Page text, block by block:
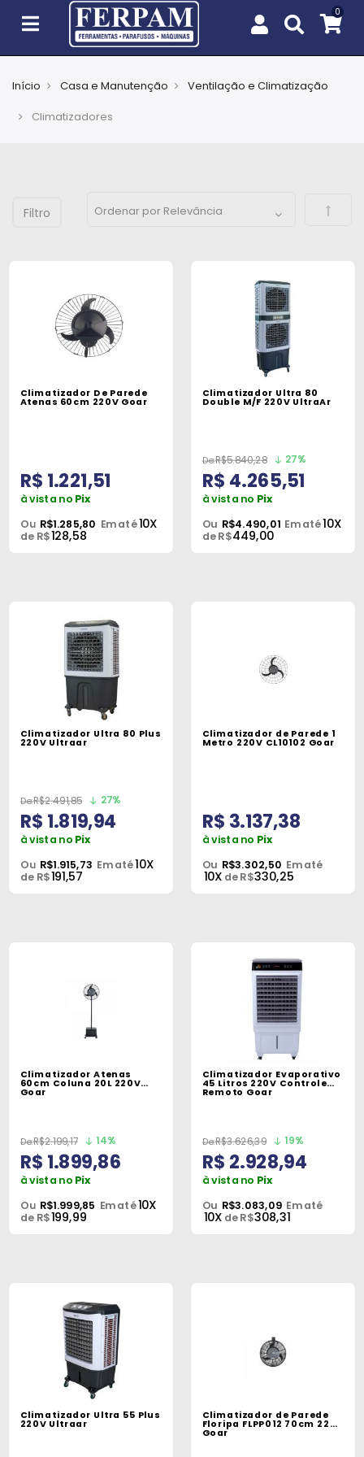
EPIs
Cobertura
Ferramentas
Iluminação
Construção
Materiais
Elétricos
Pneumáticos
Químicos
Peças
Oficina
Mecânica
Início Casa e Manutenção Ventilação e Climatização
Climatizadores
Climatizador De Parede
Atenas 60cm 220V Goar
R$ 1.221,51
à vista no Pix
Ou R$1.285,80 Em até10X
de R$128,58
Climatizador Ultra 80
Double M/F 220V UltraAr
R$5.840,28 27%
R$ 4.265,51
à vista no Pix
Ou R$4.490,01 Em até10X
de R$449,00
Climatizador Ultra 80 Plus
220V Ultraar
R$2.491,85 27%
R$ 1.819,94
à vista no Pix
Ou R$1.915,73 Em até10X
de R$191,57
Climatizador de Parede 1
Metro 220V CL10102 Goar
R$ 3.137,38
à vista no Pix
Ou R$3.302,50 Em até
10X de R$330,25
Climatizador Atenas
60cm Coluna 20L 220V
Goar
R$2.199,17 14%
R$ 1.899,86
à vista no Pix
Ou R$1.999,85 Em até10X
de R$199,99
Climatizador Evaporativo
45 Litros 220V Controle
Remoto Goar
R$3.626,39 19%
R$ 2.928,94
à vista no Pix
Ou R$3.083,09 Em até
10X de R$308,31
Climatizador Ultra 55 Plus
220V Ultraar
Climatizador de Parede
Floripa FLPP012 70cm 220V
Goar